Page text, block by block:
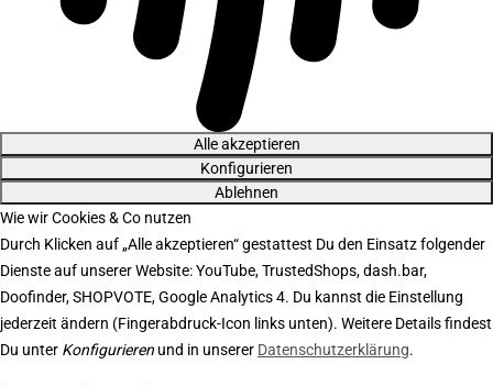
Alle akzeptieren
Konfigurieren
Ablehnen
Wie wir Cookies & Co nutzen
Durch Klicken auf „Alle akzeptieren“ gestattest Du den Einsatz folgender
Dienste auf unserer Website: YouTube, TrustedShops, dash.bar,
Doofinder, SHOPVOTE, Google Analytics 4. Du kannst die Einstellung
jederzeit ändern (Fingerabdruck-Icon links unten). Weitere Details findest
Du unter Konfigurieren und in unserer Datenschutzerklärung.